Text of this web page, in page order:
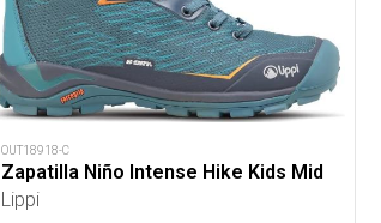
OUT18918-C
Zapatilla Niño Intense Hike Kids Mid
Lippi